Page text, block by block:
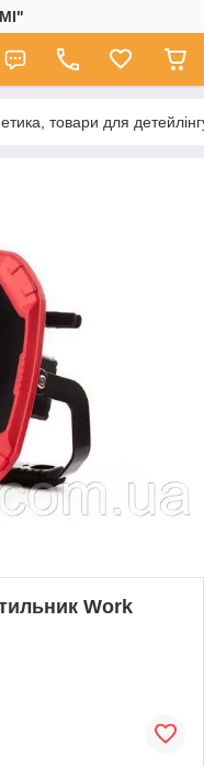
товари для
Work